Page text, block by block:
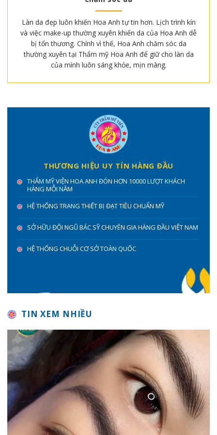
Làn da đẹp luôn khiến Hoa Anh tự tin hơn. Lịch trình kín
và việc make-up thường xuyên khiến da của Hoa Anh dễ
bị tổn thương. Chính vì thế, Hoa Anh chăm sóc da
thường xuyên tại Thẩm mỹ Hoa Anh để giữ cho làn da
của mình luôn sáng khỏe, mịn màng.
THƯƠNG HIỆU UY TÍN HÀNG ĐẦU
THẨM MỸ VIỆN HOA ANH ĐÓN HƠN 10000 LƯỢT KHÁCH
HÀNG MỖI NĂM
HỆ THỐNG TRANG THIẾT BỊ ĐẠT TIÊU CHUẨN MỸ
SỞ HỮU ĐỘI NGŨ BÁC SỸ CHUYÊN GIA HÀNG ĐẦU VIỆT NAM
HỆ THỐNG CHUỖI CƠ SỞ TOÀN QUỐC
TIN XEM NHIỀU